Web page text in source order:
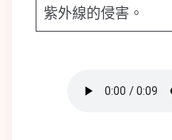
紫外線的侵害。